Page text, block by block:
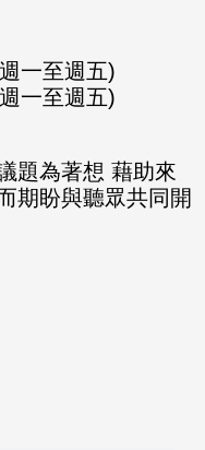
一至週五)
一至週五)
題為著想 藉助來
期盼與聽眾共同開